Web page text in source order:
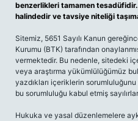
benzerlikleri tamamen
halindedir ve tavsiye niteliği
Sitemiz, 5651 Sayılı Kanun
Kurumu (BTK) tarafından
vermektedir. Bu nedenle, sitedeki
veya araştırma yükümlülüğümüz
yazdıkları içeriklerin
bu sorumluluğu kabul etmiş
Hukuka ve yasal düzenlemelere